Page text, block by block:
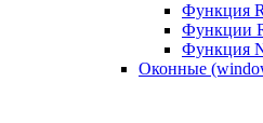
Функция
Функции
Функция
Оконные